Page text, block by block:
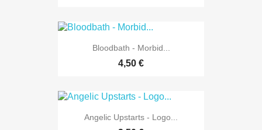
Bloodbath - Morbid...
4,50 €
Angelic Upstarts - Logo...